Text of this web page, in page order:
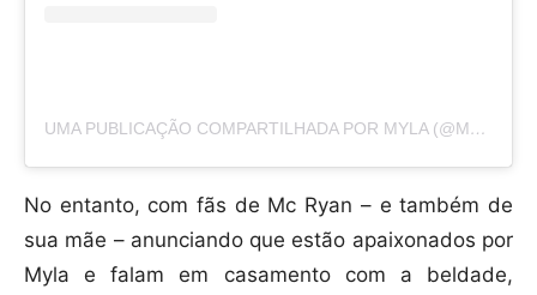
UMA PUBLICAÇÃO COMPARTILHADA POR MYLA (@MYLASANTANA)
No entanto, com fãs de Mc Ryan – e também de
sua mãe – anunciando que estão apaixonados por
Myla e falam em casamento com a beldade,